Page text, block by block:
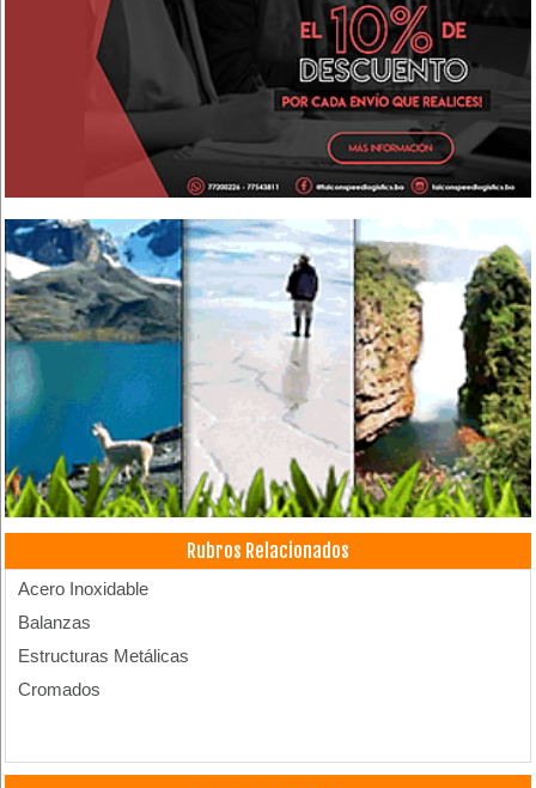
Rubros Relacionados
Acero Inoxidable
Balanzas
Estructuras Metálicas
Cromados